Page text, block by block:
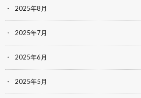
2025年8月
2025年7月
2025年6月
2025年5月